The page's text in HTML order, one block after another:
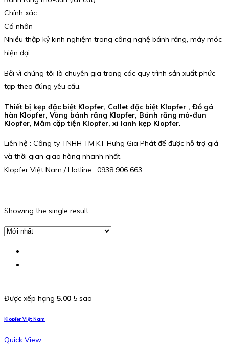
Chính xác
Cá nhân
Nhiều thập kỷ kinh nghiệm trong công nghệ bánh răng, máy móc
hiện đại.
Bởi vì chúng tôi là chuyên gia trong các quy trình sản xuất phức
tạp theo đúng yêu cầu.
Thiết bị kẹp đặc biệt Klopfer, Collet đặc biệt Klopfer , Đồ gá
hàn Klopfer, Vòng bánh răng Klopfer, Bánh răng mô-đun
Klopfer, Mâm cặp tiện Klopfer, xi lanh kẹp Klopfer.
Liên hệ : Công ty TNHH TM KT Hưng Gia Phát để được hỗ trợ giá
và thời gian giao hàng nhanh nhất.
Klopfer Việt Nam / Hotline : 0938 906 663.
Showing the single result
Được xếp hạng 5.00 5 sao
Klopfer Việt Nam
Quick View